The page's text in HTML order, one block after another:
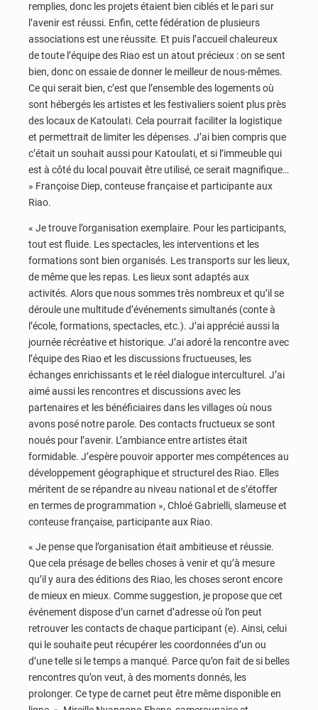
remplies, donc les projets étaient bien ciblés et le pari sur
l’avenir est réussi. Enfin, cette fédération de plusieurs
associations est une réussite. Et puis l’accueil chaleureux
de toute l’équipe des Riao est un atout précieux : on se sent
bien, donc on essaie de donner le meilleur de nous-mêmes.
Ce qui serait bien, c’est que l’ensemble des logements où
sont hébergés les artistes et les festivaliers soient plus près
des locaux de Katoulati. Cela pourrait faciliter la logistique
et permettrait de limiter les dépenses. J’ai bien compris que
c’était un souhait aussi pour Katoulati, et si l’immeuble qui
est à côté du local pouvait être utilisé, ce serait magnifique…
» Françoise Diep, conteuse française et participante aux
Riao.
« Je trouve l’organisation exemplaire. Pour les participants,
tout est fluide. Les spectacles, les interventions et les
formations sont bien organisés. Les transports sur les lieux,
de même que les repas. Les lieux sont adaptés aux
activités. Alors que nous sommes très nombreux et qu’il se
déroule une multitude d’événements simultanés (conte à
l’école, formations, spectacles, etc.). J’ai apprécié aussi la
journée récréative et historique. J’ai adoré la rencontre avec
l’équipe des Riao et les discussions fructueuses, les
échanges enrichissants et le réel dialogue interculturel. J’ai
aimé aussi les rencontres et discussions avec les
partenaires et les bénéficiaires dans les villages où nous
avons posé notre parole. Des contacts fructueux se sont
noués pour l’avenir. L’ambiance entre artistes était
formidable. J’espère pouvoir apporter mes compétences au
développement géographique et structurel des Riao. Elles
méritent de se répandre au niveau national et de s’étoffer
en termes de programmation », Chloé Gabrielli, slameuse et
conteuse française, participante aux Riao.
« Je pense que l’organisation était ambitieuse et réussie.
Que cela présage de belles choses à venir et qu’à mesure
qu’il y aura des éditions des Riao, les choses seront encore
de mieux en mieux. Comme suggestion, je propose que cet
événement dispose d’un carnet d’adresse où l’on peut
retrouver les contacts de chaque participant (e). Ainsi, celui
qui le souhaite peut récupérer les coordonnées d’un ou
d’une telle si le temps a manqué. Parce qu’on fait de si belles
rencontres qu’on veut, à des moments donnés, les
prolonger. Ce type de carnet peut être même disponible en